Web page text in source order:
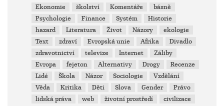
Ekonomie
školství Komentáře
básně
Psychologie
Finance Systém
Historie
hazard
Literatura Život Názory
ekologie
Text
zdraví Evropská unie Afrika
Divadlo
zdravotnictví
televize Internet
Záliby
Evropa
fejeton Alternativy Drogy
Recenze
Lidé
Škola Názor Sociologie
Vzdělání
Věda
Kritika Děti Slova Gender
Právo
lidská práva
web životní prostředí
civilizace